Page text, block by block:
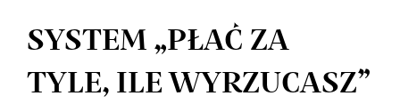
SYSTEM „PŁAĆ ZA
TYLE, ILE WYRZUCASZ”